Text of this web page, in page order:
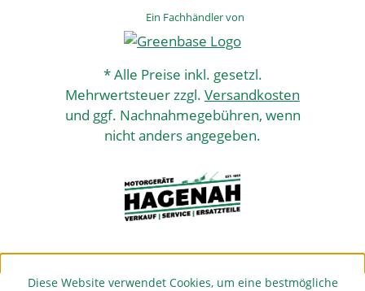
Ein Fachhändler von
* Alle Preise inkl. gesetzl.
Mehrwertsteuer zzgl. Versandkosten
und ggf. Nachnahmegebühren, wenn
nicht anders angegeben.
Diese Website verwendet Cookies, um eine bestmögliche